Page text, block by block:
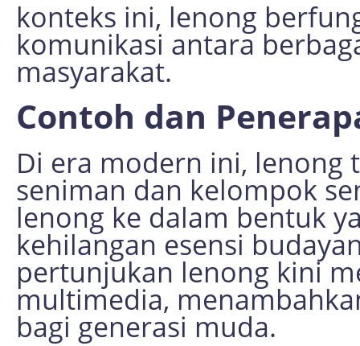
konteks ini, lenong
komunikasi antara
masyarakat.
Contoh dan
Di era modern ini, lenong
seniman dan kelompok
lenong ke dalam bentuk
kehilangan esensi
pertunjukan lenong kini
multimedia,
bagi generasi muda.